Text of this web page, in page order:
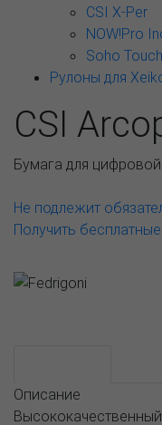
CSI X-Per
NOW!Pro
Soho
Рулоны для
CSI
Бумага для
Не подлежит
Получить
Описание